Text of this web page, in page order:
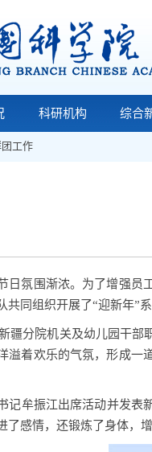
科研机构 综合
工作
日氛围渐浓。为了增强员
共同组织开展了“迎新年”
疆分院机关及幼儿园干
溢着欢乐的气氛，形成
记牟振江出席活动并发表
了感情，还锻炼了身体，